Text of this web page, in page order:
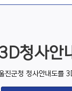
청사안
진군청 청사안내도를